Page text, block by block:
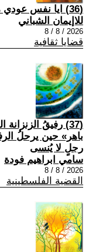
(36) ايا نفس عودي من كتاب(انثى من زمن آخر)
للاإيمان الشباني
2026 / 8 / 8
قضايا ثقافية
(37) رفيقُ
باهر» حين يرحلُ
رجلٍ لا يُنسى
سامي ابراهيم فودة
2026 / 8 / 8
القضية الفلسطينية